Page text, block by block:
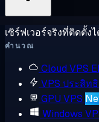
เซิร์ฟเวอร์จริงที่ติดตั้
คำนวณ
Cloud VPS
VPS ประสิท
GPU VPS
Windows